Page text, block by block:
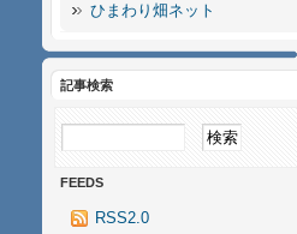
ひまわり畑ネット
記事検索
FEEDS
RSS2.0